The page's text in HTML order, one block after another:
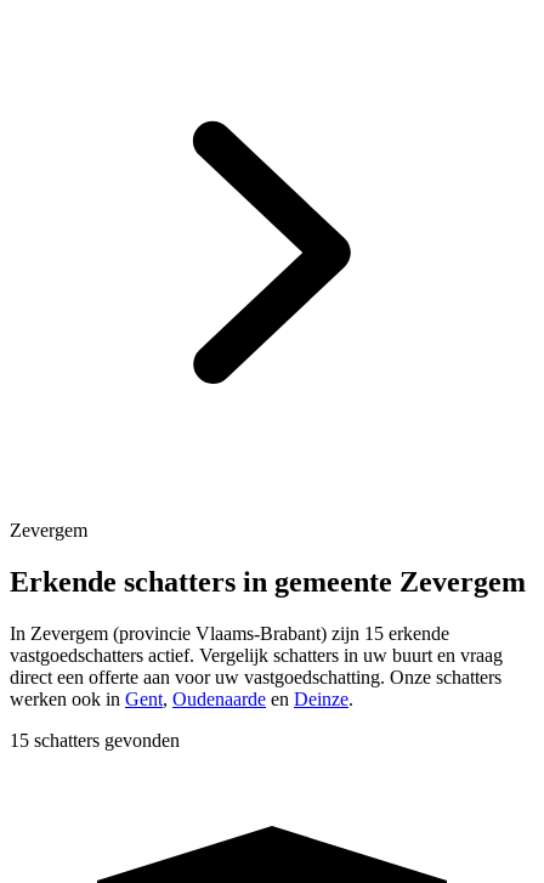
Zevergem
Erkende schatters in gemeente Zevergem
In Zevergem (provincie Vlaams-Brabant) zijn 15 erkende
vastgoedschatters actief. Vergelijk schatters in uw buurt en vraag
direct een offerte aan voor uw vastgoedschatting. Onze schatters
werken ook in Gent, Oudenaarde en Deinze.
15 schatters gevonden